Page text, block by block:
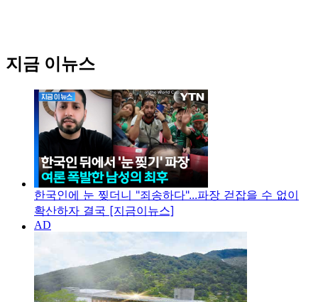
지금 이뉴스
한국인에 눈 찢더니 "죄송하다"...파장 걷잡을 수 없이
확산하자 결국 [지금이뉴스]